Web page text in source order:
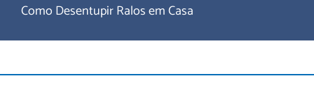
Como Desentupir Ralos em Casa